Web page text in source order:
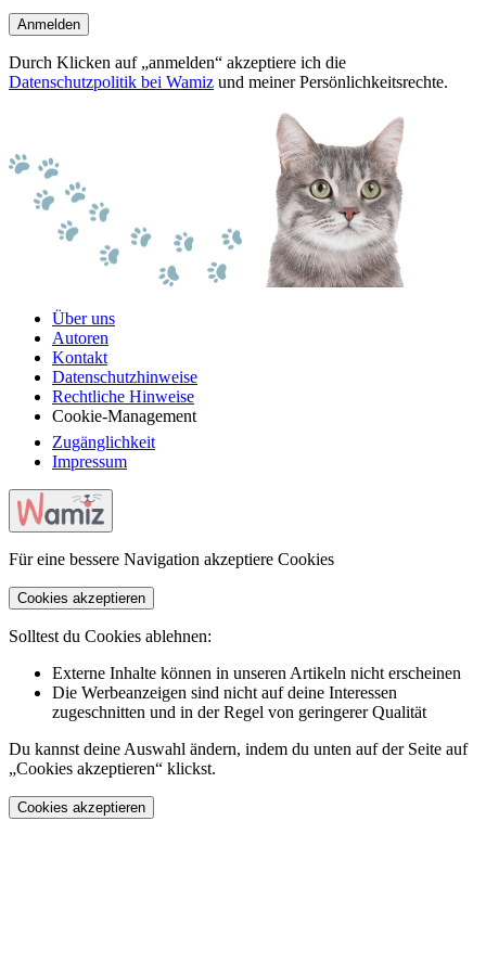
Anmelden
Durch Klicken auf „anmelden“ akzeptiere ich die
Datenschutzpolitik bei Wamiz und meiner Persönlichkeitsrechte.
Über uns
Autoren
Kontakt
Datenschutzhinweise
Rechtliche Hinweise
Cookie-Management
Zugänglichkeit
Impressum
Für eine bessere Navigation akzeptiere Cookies
Cookies akzeptieren
Solltest du Cookies ablehnen:
Externe Inhalte können in unseren Artikeln nicht erscheinen
Die Werbeanzeigen sind nicht auf deine Interessen
zugeschnitten und in der Regel von geringerer Qualität
Du kannst deine Auswahl ändern, indem du unten auf der Seite auf
„Cookies akzeptieren“ klickst.
Cookies akzeptieren